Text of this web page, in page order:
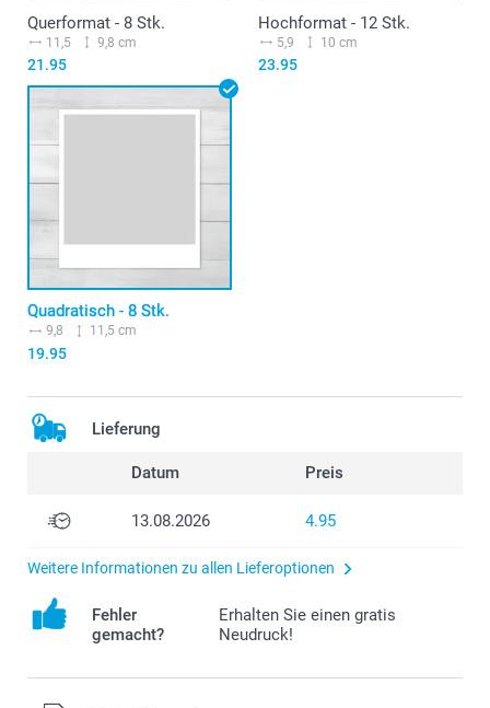
Querformat - 8 Stk.
11,5 9,8 cm
21.95
Hochformat - 12 Stk.
5,9 10 cm
23.95
Quadratisch - 8 Stk.
9,8 11,5 cm
19.95
Lieferung
Datum Preis
13.08.2026 4.95
Weitere Informationen zu allen Lieferoptionen
Fehler
gemacht?
Erhalten Sie einen gratis
Neudruck!